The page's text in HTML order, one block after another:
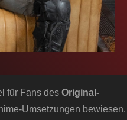
für Fans des Original-
Umsetzungen bewiesen.